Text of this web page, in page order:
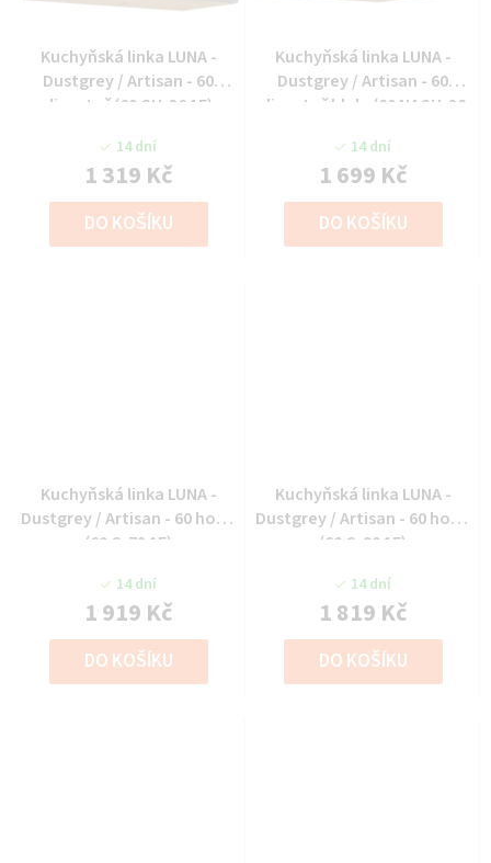
Kuchyňská linka LUNA -
Dustgrey / Artisan - 60
digestoř (60 GU-36 1F)
14 dní
1 319 Kč
DO KOŠÍKU
Kuchyňská linka LUNA -
Dustgrey / Artisan - 60
digestoř hlub. (60 NAGU-36
14 dní
1 699 Kč
DO KOŠÍKU
Kuchyňská linka LUNA -
Dustgrey / Artisan - 60 horní
(60 G-72 1F)
14 dní
1 919 Kč
DO KOŠÍKU
Kuchyňská linka LUNA -
Dustgrey / Artisan - 60 horní
(60 G-90 1F)
14 dní
1 819 Kč
DO KOŠÍKU